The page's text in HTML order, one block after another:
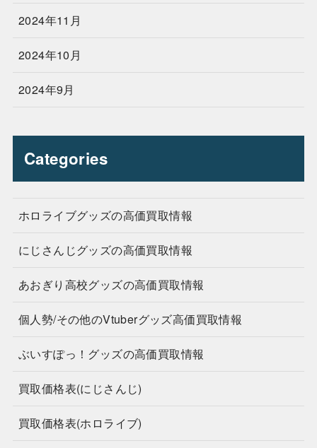
2024年11月
2024年10月
2024年9月
Categories
ホロライブグッズの高価買取情報
にじさんじグッズの高価買取情報
あおぎり高校グッズの高価買取情報
個人勢/その他のVtuberグッズ高価買取情報
ぶいすぽっ！グッズの高価買取情報
買取価格表(にじさんじ)
買取価格表(ホロライブ)